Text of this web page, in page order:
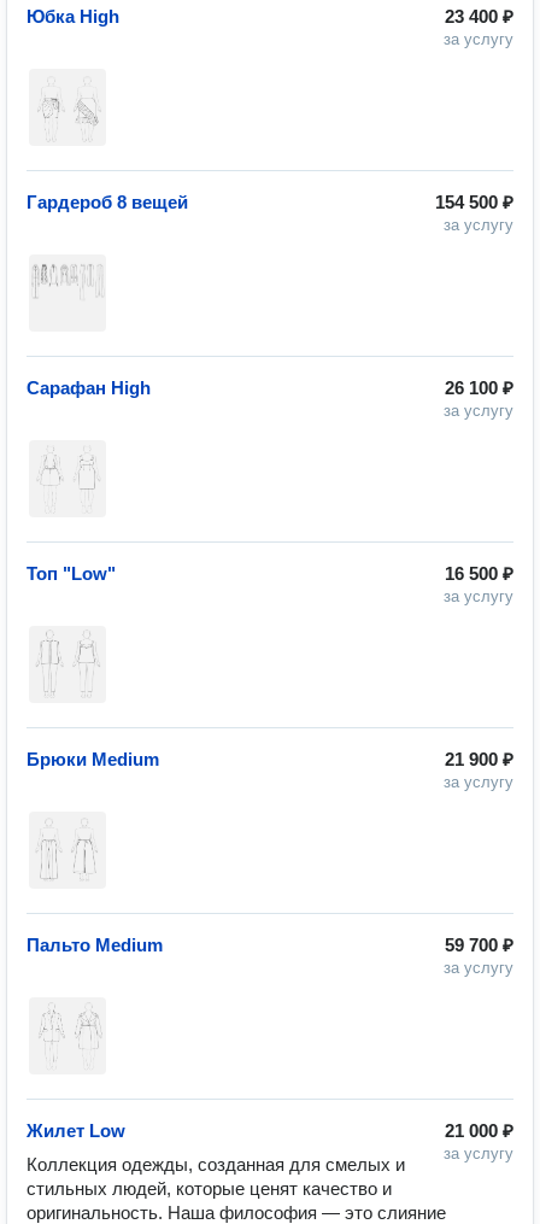
23 400 ₽
за услугу
Юбка High
154 500 ₽
за услугу
Гардероб 8 вещей
26 100 ₽
за услугу
Сарафан High
16 500 ₽
за услугу
Топ "Low"
21 900 ₽
за услугу
Брюки Medium
59 700 ₽
за услугу
Пальто Medium
21 000 ₽
за услугу
Жилет Low
Коллекция одежды, созданная для смелых и
стильных людей, которые ценят качество и
оригинальность. Наша философия — это слияние